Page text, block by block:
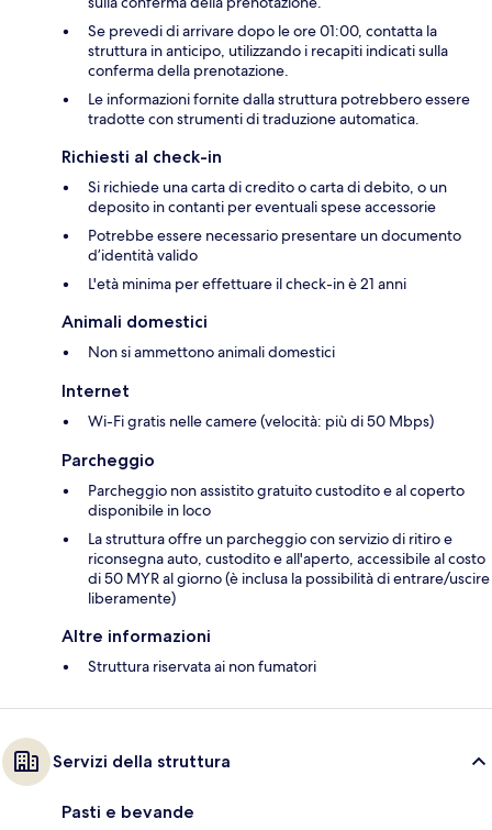
Se prevedi di arrivare dopo le ore 01:00, contatta la
struttura in anticipo, utilizzando i recapiti indicati sulla
conferma della prenotazione.
Le informazioni fornite dalla struttura potrebbero essere
tradotte con strumenti di traduzione automatica.
Richiesti al check-in
Si richiede una carta di credito o carta di debito, o un
deposito in contanti per eventuali spese accessorie
Potrebbe essere necessario presentare un documento
d’identità valido
L'età minima per effettuare il check-in è 21 anni
Animali domestici
Non si ammettono animali domestici
Internet
Wi-Fi gratis nelle camere (velocità: più di 50 Mbps)
Parcheggio
Parcheggio non assistito gratuito custodito e al coperto
disponibile in loco
La struttura offre un parcheggio con servizio di ritiro e
riconsegna auto, custodito e all'aperto, accessibile al costo
di 50 MYR al giorno (è inclusa la possibilità di entrare/uscire
liberamente)
Altre informazioni
Struttura riservata ai non fumatori
Servizi della struttura
Pasti e bevande